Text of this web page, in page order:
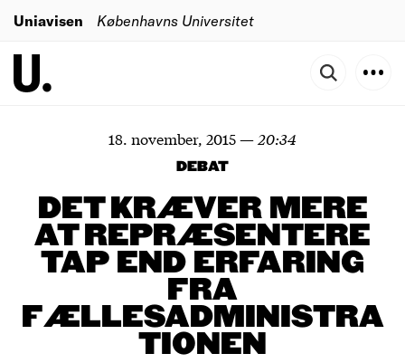
Uniavisen Københavns Universitet
18. november, 2015— 20:34
DEBAT
DET KRÆVER MERE
AT REPRÆSENTERE
TAP END ERFARING
FRA
FÆLLESADMINISTRA
TIONEN